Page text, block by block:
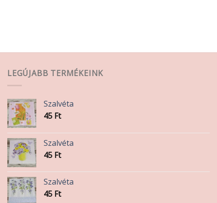
LEGÚJABB TERMÉKEINK
Szalvéta
45 Ft
Szalvéta
45 Ft
Szalvéta
45 Ft